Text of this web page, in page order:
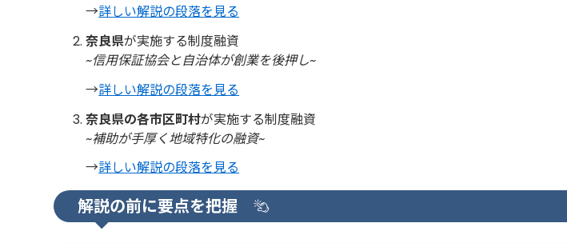
→詳しい解説の段落を見る
奈良県が実施する制度融資
~信用保証協会と自治体が創業を後押し~
→詳しい解説の段落を見る
奈良県の各市区町村が実施する制度融資
~補助が手厚く地域特化の融資~
→詳しい解説の段落を見る
解説の前に要点を把握